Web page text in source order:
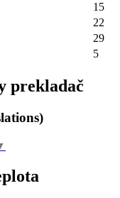
15
22
29
5
prekladač